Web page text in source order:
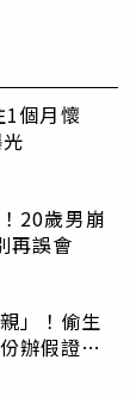
個月懷
20歲男崩
再誤會
」！偷生
辦假證落